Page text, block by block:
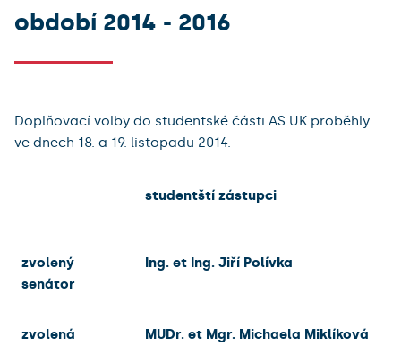
období 2014 - 2016
Doplňovací volby do studentské části AS UK proběhly
ve dnech 18. a 19. listopadu 2014.
studentští zástupci
zvolený
senátor
Ing. et Ing. Jiří Polívka
zvolená
MUDr. et Mgr. Michaela Miklíková